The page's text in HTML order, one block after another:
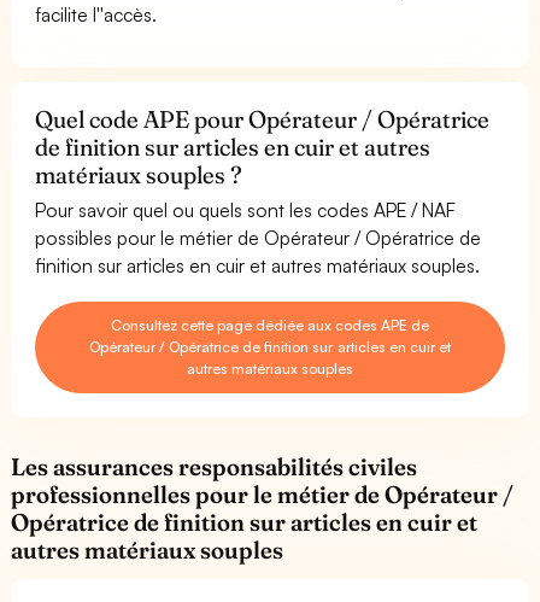
facilite l''accès.
Quel code APE pour Opérateur / Opératrice
de finition sur articles en cuir et autres
matériaux souples ?
Pour savoir quel ou quels sont les codes APE / NAF
possibles pour le métier de Opérateur / Opératrice de
finition sur articles en cuir et autres matériaux souples.
Consultez cette page dédiée aux codes APE de
Opérateur / Opératrice de finition sur articles en cuir et
autres matériaux souples
Les assurances responsabilités civiles
professionnelles pour le métier de Opérateur /
Opératrice de finition sur articles en cuir et
autres matériaux souples